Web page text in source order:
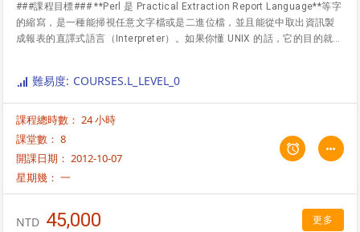
###課程目標### **Perl 是 Practical Extraction Report Language**等字
的縮寫，是一種能掃視任意文字檔或是二進位檔，並且能從中取出資訊製
成報表的直譯式語言（Interpreter）。如果你懂 UNIX 的話，它的目的就是
用為第一優先（所謂的實用就是語言容易使用、有效率，而且完整），而
不是設計一個看起來很漂亮的語言（漂亮就是程式非常的小，語法優雅，
而且只由最少的語法基本元素構成），所以只要你學上手了，你就會深深
的喜歡上它的實用性和方便性。 它包含了 C 、 sed 、 awk 和 sh 這幾個
工具最好的特色，而且主要的語法很接近 Shell Script，因為其中一些符號
的使用和 shell script 是一致的。當然如果又懂得 awk 和 sed 那就更好
了。 Larry Wall 說過一句話：「Perl 是懶人用的工具」。如果它沒有比其
難易度: COURSES.L_LEVEL_0
課程總時數： 24 小時
課堂數： 8
開課日期： 2012-10-07
星期幾： 一
NTD 45,000 更多